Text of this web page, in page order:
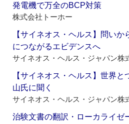
発電機で万全のBCP対策
株式会社トーホー
【サイネオス・ヘルス】問い
につながるエビデンスへ
サイネオス・ヘルス・ジャパン株
【サイネオス・ヘルス】世界
山氏に聞く
サイネオス・ヘルス・ジャパン株
治験文書の翻訳・ローカライゼ